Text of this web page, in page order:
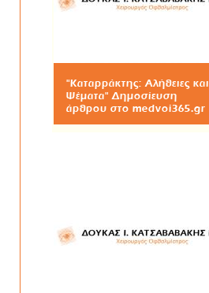
"Καταρράκτης: Αλήθειες και
Ψέματα" Δημοσίευση
άρθρου στο medvoi365.gr